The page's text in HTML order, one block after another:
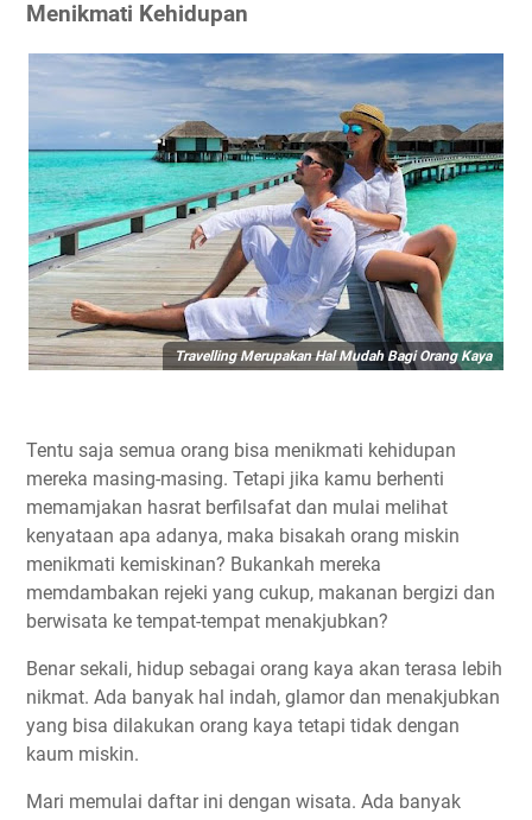
Menikmati Kehidupan
Travelling Merupakan Hal Mudah Bagi Orang Kaya
Tentu saja semua orang bisa menikmati kehidupan
mereka masing-masing. Tetapi jika kamu berhenti
memamjakan hasrat berfilsafat dan mulai melihat
kenyataan apa adanya, maka bisakah orang miskin
menikmati kemiskinan? Bukankah mereka
memdambakan rejeki yang cukup, makanan bergizi dan
berwisata ke tempat-tempat menakjubkan?
Benar sekali, hidup sebagai orang kaya akan terasa lebih
nikmat. Ada banyak hal indah, glamor dan menakjubkan
yang bisa dilakukan orang kaya tetapi tidak dengan
kaum miskin.
Mari memulai daftar ini dengan wisata. Ada banyak